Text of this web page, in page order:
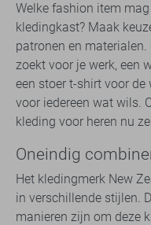
Welke fashion item
kledingkast? Maak
patronen en
zoekt voor je werk, een
een stoer t-shirt voor
voor iedereen wat wils.
kleding voor heren nu
Oneindig
Het kledingmerk New
in verschillende stijlen.
manieren zijn om deze